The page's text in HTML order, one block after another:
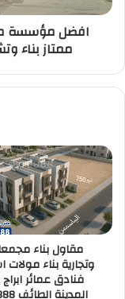
افضل مؤسسة
ممتاز بناء وتشطيب
مقاول بناء
وتجارية بناء مولات
فنادق عمائر